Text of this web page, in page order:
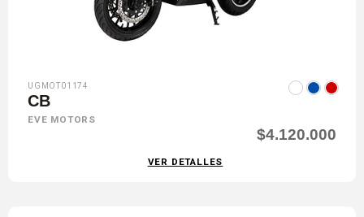
UGMOT01174
CB
EVE MOTORS
$4.120.000
VER DETALLES